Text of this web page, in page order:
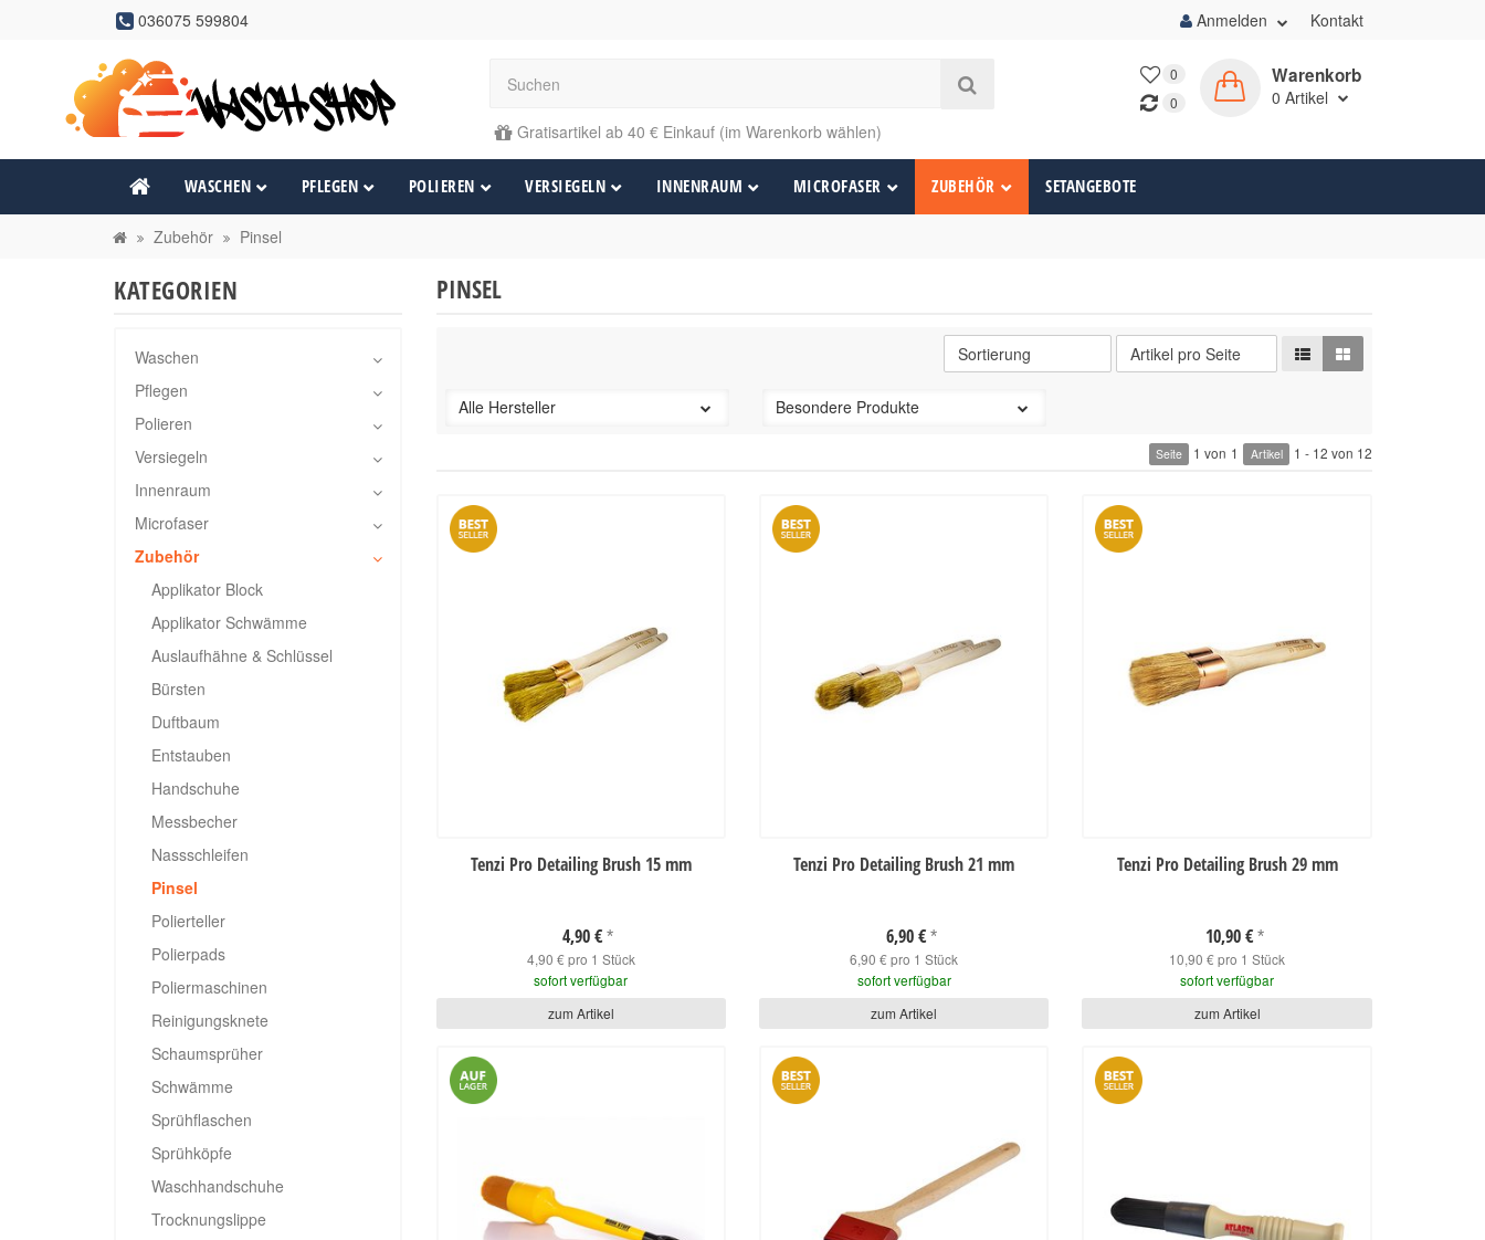
036075 599804 Anmelden Kontakt
Gratisartikel ab 40 € Einkauf (im Warenkorb wählen)
0
0
Warenkorb
0 Artikel
WASCHEN PFLEGEN POLIEREN VERSIEGELN INNENRAUM MICROFASER ZUBEHÖR SETANGEBOTE
Zubehör Pinsel
PINSEL
Alle Hersteller Besondere Produkte
Seite 1 von 1 Artikel 1 - 12 von 12
Tenzi Pro Detailing Brush 15 mm
4,90 € *
4,90 € pro 1 Stück
sofort verfügbar
zum Artikel
Tenzi Pro Detailing Brush 21 mm
6,90 € *
6,90 € pro 1 Stück
sofort verfügbar
zum Artikel
Tenzi Pro Detailing Brush 29 mm
10,90 € *
10,90 € pro 1 Stück
sofort verfügbar
zum Artikel
KATEGORIEN
Waschen
Pflegen
Polieren
Versiegeln
Innenraum
Microfaser
Zubehör
Applikator Block
Applikator Schwämme
Auslaufhähne & Schlüssel
Bürsten
Duftbaum
Entstauben
Handschuhe
Messbecher
Nassschleifen
Pinsel
Polierteller
Polierpads
Poliermaschinen
Reinigungsknete
Schaumsprüher
Schwämme
Sprühflaschen
Sprühköpfe
Waschhandschuhe
Trocknungslippe